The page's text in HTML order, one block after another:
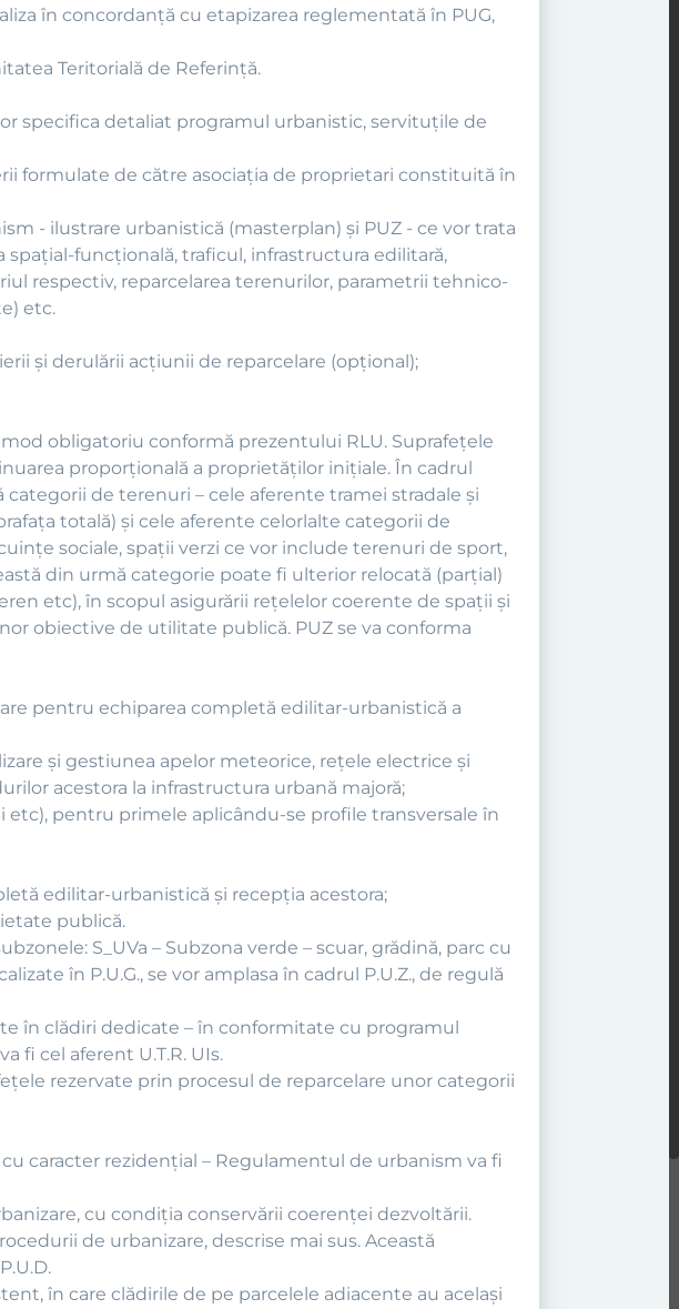
în concordanţă cu etapizarea reglementată în PUG,
Teritorială de Referinţă.
specifica detaliat programul urbanistic, servituţile de
formulate de către asociaţia de proprietari constituită în
- ilustrare urbanistică (masterplan) şi PUZ - ce vor trata
funcţională, traficul, infrastructura edilitară,
respectiv, reparcelarea terenurilor, parametrii tehnico-
etc.
şi derulării acţiunii de reparcelare (opţional);
obligatoriu conformă prezentului RLU. Suprafeţele
proporţională a proprietăţilor iniţiale. În cadrul
de terenuri – cele aferente tramei stradale şi
totală) şi cele aferente celorlalte categorii de
sociale, spaţii verzi ce vor include terenuri de sport,
din urmă categorie poate fi ulterior relocată (parţial)
etc), în scopul asigurării reţelelor coerente de spaţii şi
obiective de utilitate publică. PUZ se va conforma
pentru echiparea completă edilitar-urbanistică a
şi gestiunea apelor meteorice, reţele electrice şi
acestora la infrastructura urbană majoră;
etc), pentru primele aplicându-se profile transversale în
edilitar-urbanistică şi recepţia acestora;
publică.
S_UVa – Subzona verde – scuar, grădină, parc cu
în P.U.G., se vor amplasa în cadrul P.U.Z., de regulă
în clădiri dedicate – în conformitate cu programul
fi cel aferent U.T.R. UIs.
rezervate prin procesul de reparcelare unor categorii
caracter rezidenţial – Regulamentul de urbanism va fi
cu condiţia conservării coerenţei dezvoltării.
de urbanizare, descrise mai sus. Această
în care clădirile de pe parcelele adiacente au acelaşi